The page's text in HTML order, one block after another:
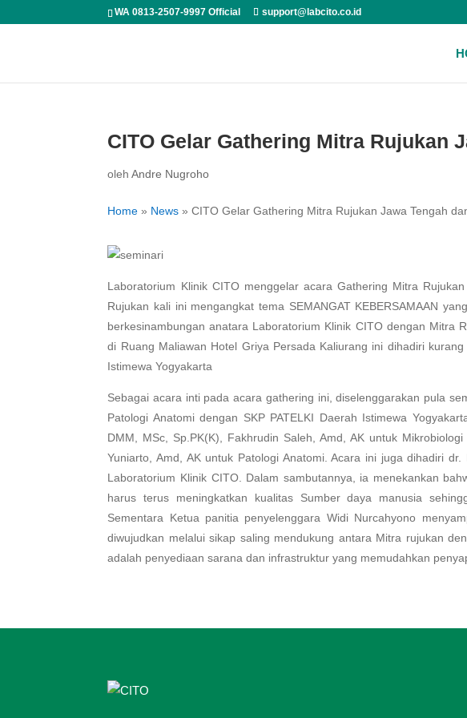
WA 0813-2507-9997 Official support@labcito.co.id
CITO Gelar Gathering Mitra Rujukan
olehAndre Nugroho
Home » News »CITO Gelar Gathering Mitra Rujukan Jawa Tengah
Laboratorium Klinik CITO menggelar acara Gathering Mitra
Rujukan kali ini mengangkat tema SEMANGAT KEBERSAMAAN
berkesinambungan anatara Laboratorium Klinik CITO dengan Mitra
di Ruang Maliawan Hotel Griya Persada Kaliurang ini dihadiri
Istimewa Yogyakarta
Sebagai acara inti pada acara gathering ini, diselenggarakan pula
Patologi Anatomi dengan SKP PATELKI Daerah Istimewa
DMM, MSc, Sp.PK(K), Fakhrudin Saleh, Amd, AK untuk
Yuniarto, Amd, AK untuk Patologi Anatomi. Acara ini juga dihadiri
Laboratorium Klinik CITO. Dalam sambutannya, ia menekankan
harus terus meningkatkan kualitas Sumber daya manusia
Sementara Ketua panitia penyelenggara Widi Nurcahyono
diwujudkan melalui sikap saling mendukung antara Mitra rujukan
adalah penyediaan sarana dan infrastruktur yang memudahkan